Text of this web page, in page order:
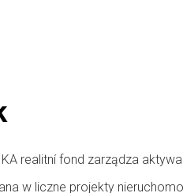
realitní fond zarządza
w liczne projekty